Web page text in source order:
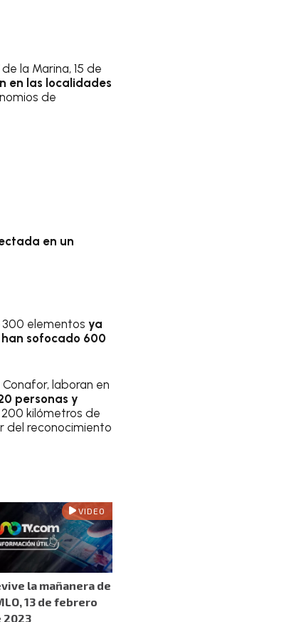
la Marina, 15 de
en las localidades
de
en un
elementos ya
han sofocado 600
laboran en
personas y
kilómetros de
del reconocimiento
VIDEO
la mañanera de
13 de febrero
2023